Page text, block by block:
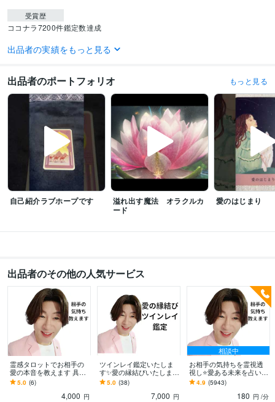
受賞歴
ココナラ7200件鑑定数達成
得意分野
ンカード
対人関係の悩み 躁鬱 神経症 霊聴
風水
恋愛 不倫 復縁
お金 仕事
オラクルカード
出品者の実績をもっと見る
出品者のポートフォリオ もっと見る
自己紹介ラブホープです
溢れ出す魔法 オラクルカ
ード
愛のはじまり
出品者のその他の人気サービス
霊感タロットでお相手の
愛の本音を教えます 具体
的な恋愛アドバイス 男
心女心もわかりやすく教
5.0 (6)
4,000 円
ツインレイ鑑定いたしま
す✨愛の縁結びいたします
運命の縁✨真実の愛✨幸せ
な縁☘️ソウルメイトとの
5.0 (38)
7,000 円
相談中
お相手の気持ちを霊視透
視し⭐愛ある未来を占いま
す 全ての恋愛・仕事お
金・人生・どんな悩みも
幸せな未来へ導きます
4.9 (5943)
180 円 /分